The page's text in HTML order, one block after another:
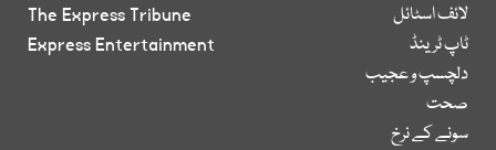
لائف اسٹائل
ٹاپ ٹرینڈ
دلچسپ و عجیب
صحت
سونے کے نرخ
The Express Tribune
Express Entertainment